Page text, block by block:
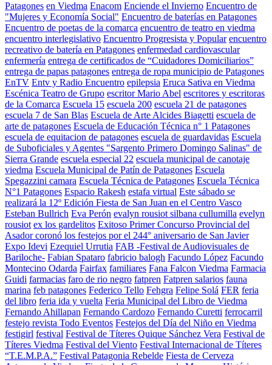
Patagones en Viedma Enacom Enciende el Invierno Encuentro de
"Mujeres y Economía Social" Encuentro de baterías en Patagones
Encuentro de poetas de la comarca encuentro de teatro en viedma
encuentro interlegislativo Encuentro Progresista y Popular encuentro
recreativo de batería en Patagones enfermedad cardiovascular
enfermería entrega de certificados de “Cuidadores Domiciliarios”
entrega de papas patagones entrega de ropa municipio de Patagones
EnTV Entv y Radio Encuentro epilepsia Eruca Sativa en Viedma
Escénica Teatro de Grupo escritor Mario Abel escritores y escritoras
de la Comarca Escuela 15 escuela 200 escuela 21 de patagones
escuela 7 de San Blas Escuela de Arte Alcides Biagetti escuela de
arte de patagones Escuela de Educación Técnica n° 1 Patagones
escuela de equitacion de patagones escuela de guardavidas Escuela
de Suboficiales y Agentes "Sargento Primero Domingo Salinas" de
Sierra Grande escuela especial 22 escuela municipal de canotaje
viedma Escuela Municipal de Patín de Patagones Escuela
Spegazzini camara Escuela Técnica de Patagones Escuela Técnica
N°1 Patagones Espacio Rakesh estafa virtual Este sábado se
realizará la 12º Edición Fiesta de San Juan en el Centro Vasco
Esteban Bullrich Eva Perón evalyn rousiot silbana cullumilla evelyn
rousiot ex los gardelitos Exitoso Primer Concurso Provincial del
Asador coronó los festejos por el 244° aniversario de San Javier
Expo Idevi Ezequiel Urrutia FAB -Festival de Audiovisuales de
Bariloche- Fabian Spataro fabricio balogh Facundo López Facundo
Montecino Odarda Fairfax familiares Fana Falcon Viedma Farmacia
Guidi farmacias faro de rio negro fatpren Fatpren salarios fauna
marina feb patagones Federico Tello Fehgra Felipe Solá FER feria
del libro feria ida y vuelta Feria Municipal del Libro de Viedma
Fernando Ahillapan Fernando Cardozo Fernando Curetti ferrocarril
festejo revista Todo Eventos Festejos del Día del Niño en Viedma
festigirl festival Festival de Títeres Quique Sánchez Vera Festival de
Títeres Viedma Festival del Viento Festival Internacional de Títeres
“T.E.M.P.A.” Festival Patagonia Rebelde Fiesta de Cerveza